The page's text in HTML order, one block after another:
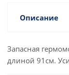
Описание
Запасная
длиной 91см.